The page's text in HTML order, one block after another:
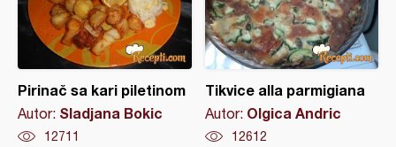
Pirinač sa kari piletinom
Autor: Sladjana Bokic
12711
Tikvice alla parmigiana
Autor: Olgica Andric
12612